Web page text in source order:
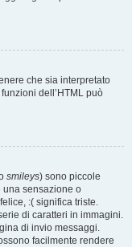
che sia interpretato
dell’HTML può
smileys) sono piccole
una sensazione o
:( significa triste.
di caratteri in immagini.
di invio messaggi.
facilmente rendere